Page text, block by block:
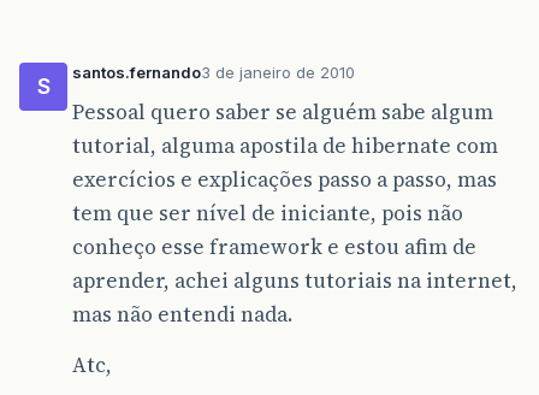
S
santos.fernando3 de janeiro de 2010
Pessoal quero saber se alguém sabe algum
tutorial, alguma apostila de hibernate com
exercícios e explicações passo a passo, mas
tem que ser nível de iniciante, pois não
conheço esse framework e estou afim de
aprender, achei alguns tutoriais na internet,
mas não entendi nada.
Atc,